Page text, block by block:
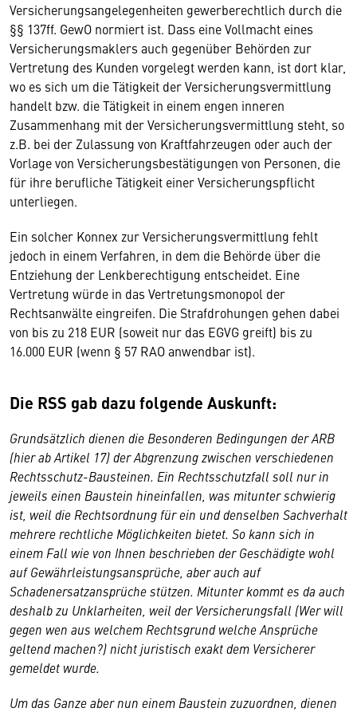
Versicherungsangelegenheiten gewerberechtlich durch die
§§ 137ff. GewO normiert ist. Dass eine Vollmacht eines
Versicherungsmaklers auch gegenüber Behörden zur
Vertretung des Kunden vorgelegt werden kann, ist dort klar,
wo es sich um die Tätigkeit der Versicherungsvermittlung
handelt bzw. die Tätigkeit in einem engen inneren
Zusammenhang mit der Versicherungsvermittlung steht, so
z.B. bei der Zulassung von Kraftfahrzeugen oder auch der
Vorlage von Versicherungsbestätigungen von Personen, die
für ihre berufliche Tätigkeit einer Versicherungspflicht
unterliegen.
Ein solcher Konnex zur Versicherungsvermittlung fehlt
jedoch in einem Verfahren, in dem die Behörde über die
Entziehung der Lenkberechtigung entscheidet. Eine
Vertretung würde in das Vertretungsmonopol der
Rechtsanwälte eingreifen. Die Strafdrohungen gehen dabei
von bis zu 218 EUR (soweit nur das EGVG greift) bis zu
16.000 EUR (wenn § 57 RAO anwendbar ist).
Die RSS gab dazu folgende Auskunft:
Grundsätzlich dienen die Besonderen Bedingungen der ARB
(hier ab Artikel 17) der Abgrenzung zwischen verschiedenen
Rechtsschutz-Bausteinen. Ein Rechtsschutzfall soll nur in
jeweils einen Baustein hineinfallen, was mitunter schwierig
ist, weil die Rechtsordnung für ein und denselben Sachverhalt
mehrere rechtliche Möglichkeiten bietet. So kann sich in
einem Fall wie von Ihnen beschrieben der Geschädigte wohl
auf Gewährleistungsansprüche, aber auch auf
Schadenersatzansprüche stützen. Mitunter kommt es da auch
deshalb zu Unklarheiten, weil der Versicherungsfall (Wer will
gegen wen aus welchem Rechtsgrund welche Ansprüche
geltend machen?) nicht juristisch exakt dem Versicherer
gemeldet wurde.
Um das Ganze aber nun einem Baustein zuzuordnen, dienen